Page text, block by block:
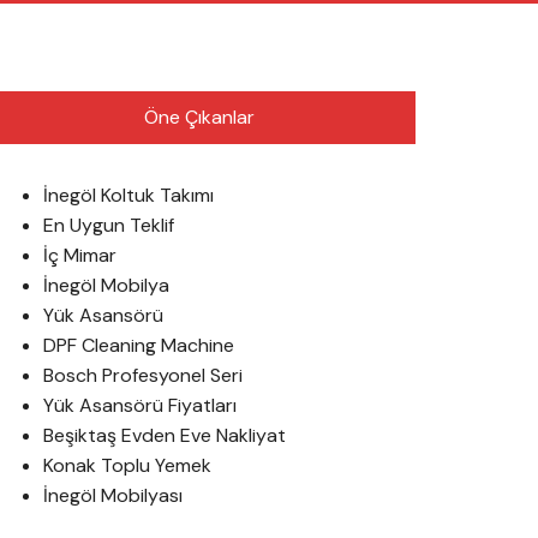
Öne Çıkanlar
İnegöl Koltuk Takımı
En Uygun Teklif
İç Mimar
İnegöl Mobilya
Yük Asansörü
DPF Cleaning Machine
Bosch Profesyonel Seri
Yük Asansörü Fiyatları
Beşiktaş Evden Eve Nakliyat
Konak Toplu Yemek
İnegöl Mobilyası